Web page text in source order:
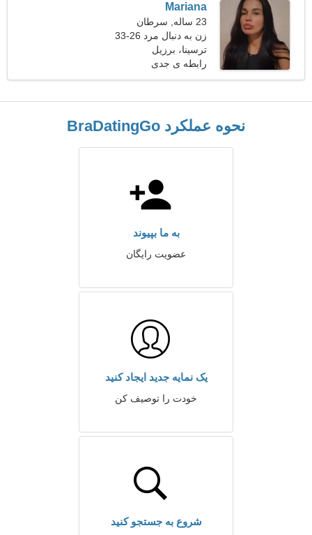
Mariana
23 ساله, سرطان
زن به دنبال مرد 26-33
ترسینا، برزیل
رابطه ی جدی
نحوه عملکرد BraDatingGo
به ما بپیوند
عضویت رایگان
یک نمایه جدید ایجاد کنید
خودت را توصیف کن
شروع به جستجو کنید